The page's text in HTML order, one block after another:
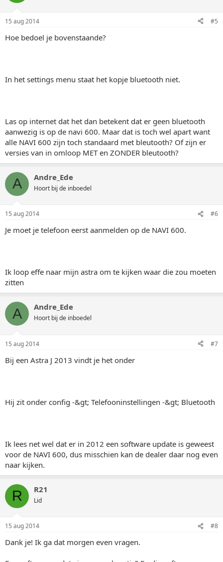
15 aug 2014 #5
Hoe bedoel je bovenstaande?
In het settings menu staat het kopje bluetooth niet.
Las op internet dat het dan betekent dat er geen bluetooth
aanwezig is op de navi 600. Maar dat is toch wel apart want
alle NAVI 600 zijn toch standaard met bleutooth? Of zijn er
versies van in omloop MET en ZONDER bleutooth?
A Andre_Ede
Hoort bij de inboedel
15 aug 2014 #6
Je moet je telefoon eerst aanmelden op de NAVI 600.
Ik loop effe naar mijn astra om te kijken waar die zou moeten
zitten
A Andre_Ede
Hoort bij de inboedel
15 aug 2014 #7
Bij een Astra J 2013 vindt je het onder
Hij zit onder config -&gt; Telefooninstellingen -&gt; Bluetooth
Ik lees net wel dat er in 2012 een software update is geweest
voor de NAVI 600, dus misschien kan de dealer daar nog even
naar kijken.
R R21
Lid
15 aug 2014 #8
Dank je! Ik ga dat morgen even vragen.